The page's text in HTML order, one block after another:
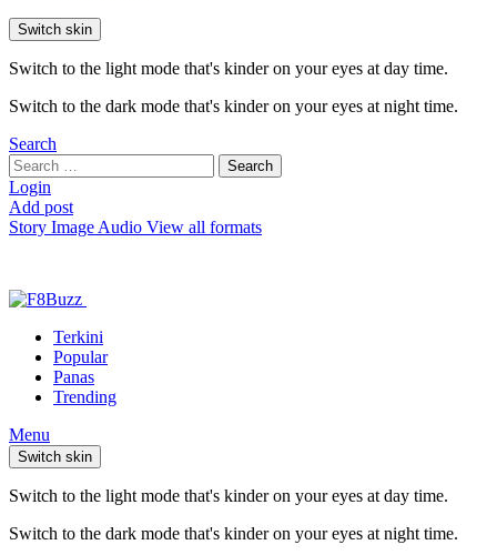
Switch skin
Switch to the light mode that's kinder on your eyes at day time.
Switch to the dark mode that's kinder on your eyes at night time.
Search
Search
for:
Search
Login
Add post
Story Image Audio View all formats
Terkini
Popular
Panas
Trending
Menu
Switch skin
Switch to the light mode that's kinder on your eyes at day time.
Switch to the dark mode that's kinder on your eyes at night time.